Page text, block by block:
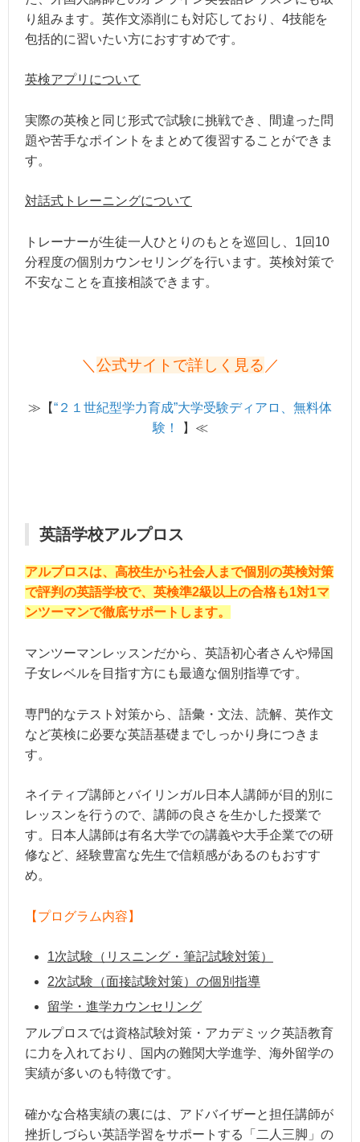
り組みます。英作文添削にも対応しており、4技能を
包括的に習いたい方におすすめです。
英検アプリについて
実際の英検と同じ形式で試験に挑戦でき、間違った問
題や苦手なポイントをまとめて復習することができま
す。
対話式トレーニングについて
トレーナーが生徒一人ひとりのもとを巡回し、1回10
分程度の個別カウンセリングを行います。英検対策で
不安なことを直接相談できます。
＼ 公式サイトで詳しく見る ／
≫【“２１世紀型学力育成”大学受験ディアロ、無料体
験！
】≪
英語学校アルプロス
アルプロスは、高校生から社会人まで個別の英検対策
で評判の英語学校で、英検準2級以上の合格も1対1マ
ンツーマンで徹底サポートします。
マンツーマンレッスンだから、英語初心者さんや帰国
子女レベルを目指す方にも最適な個別指導です。
専門的なテスト対策から、語彙・文法、読解、英作文
など英検に必要な英語基礎までしっかり身につきま
す。
ネイティブ講師とバイリンガル日本人講師が目的別に
レッスンを行うので、講師の良さを生かした授業で
す。日本人講師は有名大学での講義や大手企業での研
修など、経験豊富な先生で信頼感があるのもおすす
め。
【プログラム内容】
1次試験（リスニング・筆記試験対策）
2次試験（面接試験対策）の個別指導
留学・進学カウンセリング
アルプロスでは資格試験対策・アカデミック英語教育
に力を入れており、国内の難関大学進学、海外留学の
実績が多いのも特徴です。
確かな合格実績の裏には、アドバイザーと担任講師が
挫折しづらい英語学習をサポートする「二人三脚」の